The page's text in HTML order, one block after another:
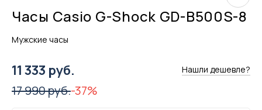
Часы Casio G-Shock GD-B500S-8
Мужские часы
11 333 руб. Нашли дешевле?
17 990 руб.-37%